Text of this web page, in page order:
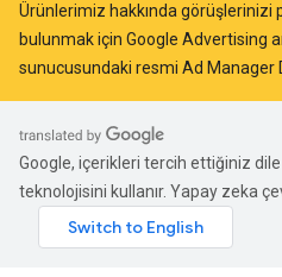
Ürünlerimiz hakkında görüşlerinizi
bulunmak için Google Advertising
sunucusundaki resmi Ad Manager
Google, içerikleri tercih ettiğiniz
teknolojisini kullanır. Yapay zeka